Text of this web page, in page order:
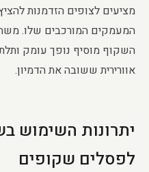
מציעים לצופים הזדמנות
המעמקים המורכבים שלו.
השקוף מוסיף נופך עומק
אוורירית ששובה את הדמיון.
יתרונות השימוש
לפסלים שקופים